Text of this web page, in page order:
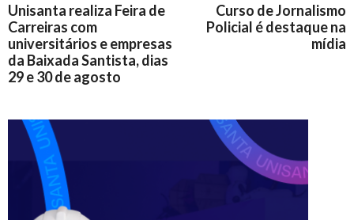
Unisanta realiza Feira de
Carreiras com
universitários e empresas
da Baixada Santista, dias
29 e 30 de agosto
Curso de Jornalismo
Policial é destaque na
mídia